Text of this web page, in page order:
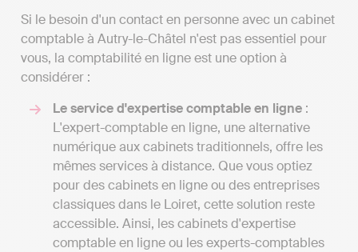
Si le besoin d'un contact en personne avec un cabinet
comptable à Autry-le-Châtel n'est pas essentiel pour
vous, la comptabilité en ligne est une option à
considérer :
Le service d'expertise comptable en ligne :
L'expert-comptable en ligne, une alternative
numérique aux cabinets traditionnels, offre les
mêmes services à distance. Que vous optiez
pour des cabinets en ligne ou des entreprises
classiques dans le Loiret, cette solution reste
accessible. Ainsi, les cabinets d'expertise
comptable en ligne ou les experts-comptables